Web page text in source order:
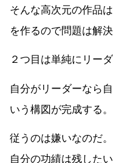
そんな高次元の作品
を作るので問題は解決
２つ目は単純にリー
自分がリーダーなら
いう構図が完成する。
従うのは嫌いなのだ。
自分の功績は残した